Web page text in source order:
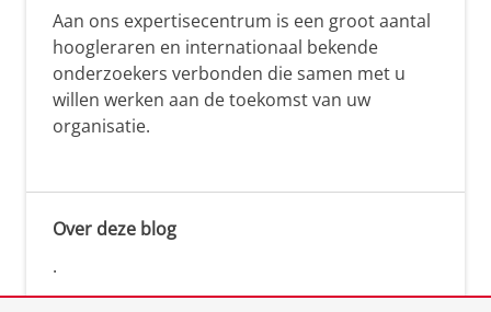
Aan ons expertisecentrum is een groot aantal
hoogleraren en internationaal bekende
onderzoekers verbonden die samen met u
willen werken aan de toekomst van uw
organisatie.
Over deze blog
.